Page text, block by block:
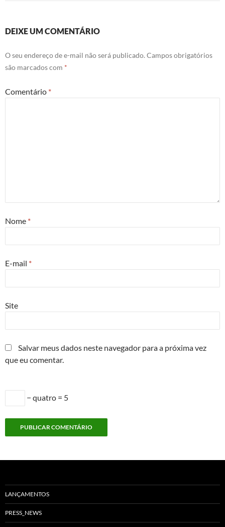
DEIXE UM COMENTÁRIO
O seu endereço de e-mail não será publicado. Campos obrigatórios
são marcados com *
Comentário *
Nome *
E-mail *
Site
Salvar meus dados neste navegador para a próxima vez
que eu comentar.
− quatro = 5
LANÇAMENTOS
PRESS_NEWS